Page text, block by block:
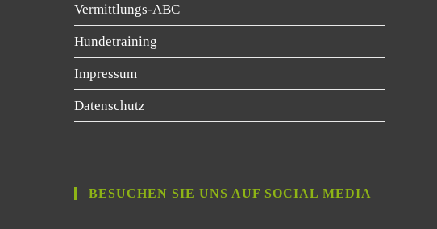
Vermittlungs-ABC
Hundetraining
Impressum
Datenschutz
BESUCHEN SIE UNS AUF SOCIAL MEDIA